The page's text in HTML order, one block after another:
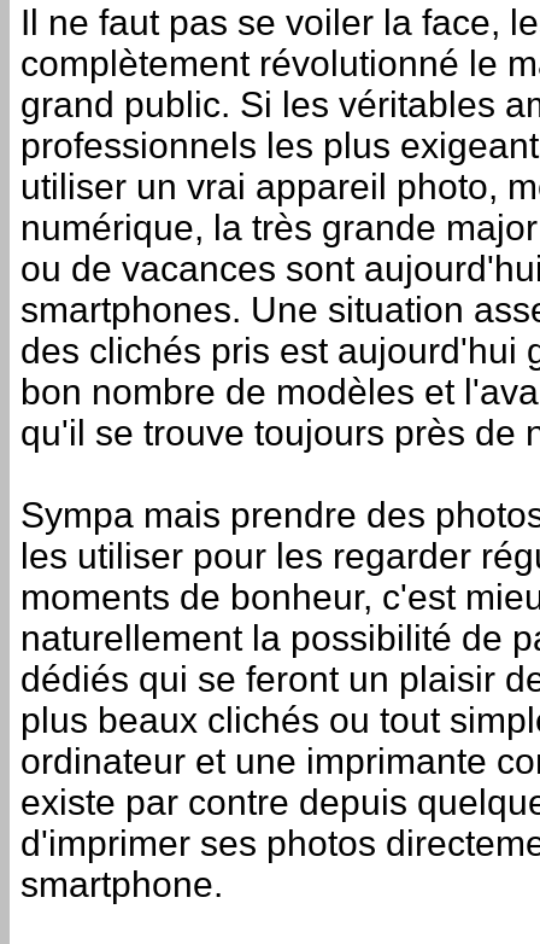
Il ne faut pas se voiler la face,
complètement révolutionné le
grand public. Si les véritables
professionnels les plus
utiliser un vrai appareil photo,
numérique, la très grande
ou de vacances sont
smartphones. Une situation
des clichés pris est aujourd'hui
bon nombre de modèles et
qu'il se trouve toujours près de
Sympa mais prendre des
les utiliser pour les regarder
moments de bonheur, c'est
naturellement la possibilité de
dédiés qui se feront un plaisir
plus beaux clichés ou tout
ordinateur et une imprimante
existe par contre depuis
d'imprimer ses photos
smartphone.